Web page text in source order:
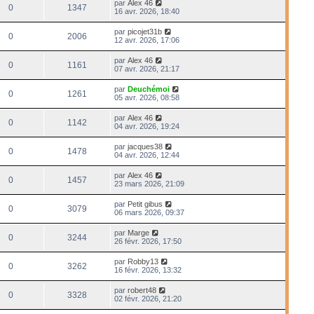
0 1347 parAlex 46
16 avr. 2026, 18:40
0 2006 parpicojet31b
12 avr. 2026, 17:06
0 1161 parAlex 46
07 avr. 2026, 21:17
0 1261 parDeuchémoi
05 avr. 2026, 08:58
0 1142 parAlex 46
04 avr. 2026, 19:24
0 1478 parjacques38
04 avr. 2026, 12:44
0 1457 parAlex 46
23 mars 2026, 21:09
0 3079 par Petit gibus
06 mars 2026, 09:37
0 3244 par Marge
26 févr. 2026, 17:50
0 3262 par Robby13
16 févr. 2026, 13:32
0 3328 parrobert48
02 févr. 2026, 21:20